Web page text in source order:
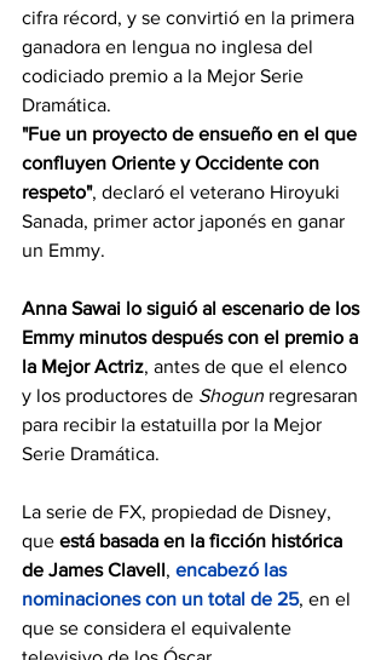
cifra récord, y se convirtió en la primera
ganadora en lengua no inglesa del
codiciado premio a la Mejor Serie
Dramática.
"Fue un proyecto de ensueño en el que
confluyen Oriente y Occidente con
respeto", declaró el veterano Hiroyuki
Sanada, primer actor japonés en ganar
un Emmy.
Anna Sawai lo siguió al escenario de los
Emmy minutos después con el premio a
la Mejor Actriz, antes de que el elenco
y los productores de Shogun regresaran
para recibir la estatuilla por la Mejor
Serie Dramática.
La serie de FX, propiedad de Disney,
que está basada en la ficción histórica
de James Clavell, encabezó las
nominaciones con un total de 25, en el
que se considera el equivalente